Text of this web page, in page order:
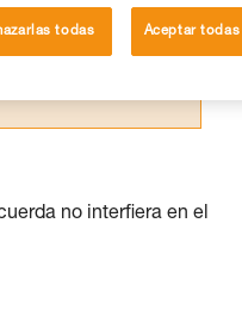
total seguridad,
que no
no interfiera en el
todas Aceptar